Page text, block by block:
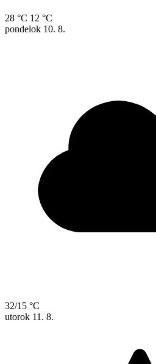
28 °C 12 °C
pondelok 10. 8.
32/15 °C
utorok 11. 8.